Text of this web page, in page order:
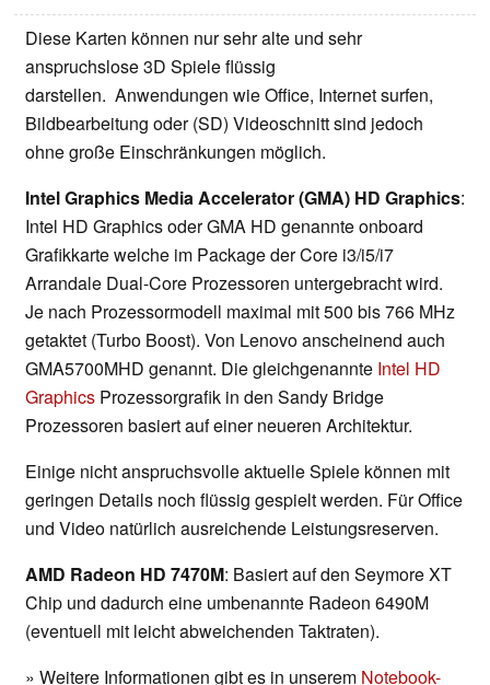
Diese Karten können nur sehr alte und sehr
anspruchslose 3D Spiele flüssig
darstellen. Anwendungen wie Office, Internet surfen,
Bildbearbeitung oder (SD) Videoschnitt sind jedoch
ohne große Einschränkungen möglich.
Intel Graphics Media Accelerator (GMA) HD Graphics:
Intel HD Graphics oder GMA HD genannte onboard
Grafikkarte welche im Package der Core i3/i5/i7
Arrandale Dual-Core Prozessoren untergebracht wird.
Je nach Prozessormodell maximal mit 500 bis 766 MHz
getaktet (Turbo Boost). Von Lenovo anscheinend auch
GMA5700MHD genannt. Die gleichgenannte Intel HD
Graphics Prozessorgrafik in den Sandy Bridge
Prozessoren basiert auf einer neueren Architektur.
Einige nicht anspruchsvolle aktuelle Spiele können mit
geringen Details noch flüssig gespielt werden. Für Office
und Video natürlich ausreichende Leistungsreserven.
AMD Radeon HD 7470M: Basiert auf den Seymore XT
Chip und dadurch eine umbenannte Radeon 6490M
(eventuell mit leicht abweichenden Taktraten).
» Weitere Informationen gibt es in unserem Notebook-